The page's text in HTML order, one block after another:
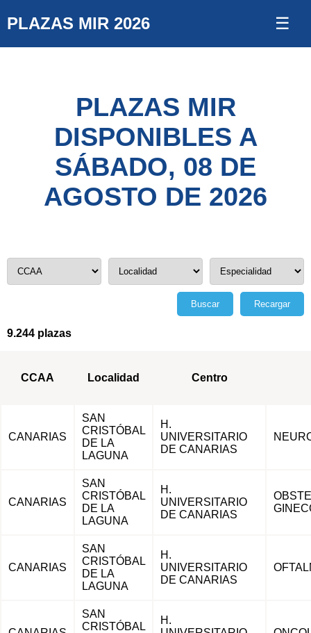
PLAZAS MIR 2026 ☰
PLAZAS MIR
DISPONIBLES A
SÁBADO, 08 DE
AGOSTO DE 2026
Buscar Recargar
9.244 plazas
CCAA Localidad Centro
CANARIAS
SAN
CRISTÓBAL
DE LA
LAGUNA
H.
UNIVERSITARIO
DE CANARIAS
CANARIAS
SAN
CRISTÓBAL
DE LA
LAGUNA
H.
UNIVERSITARIO
DE CANARIAS
CANARIAS
SAN
CRISTÓBAL
DE LA
LAGUNA
H.
UNIVERSITARIO
DE CANARIAS
SAN
CRISTÓBAL
H.